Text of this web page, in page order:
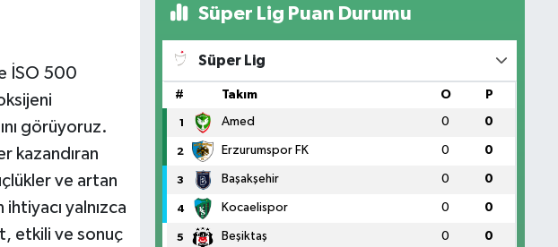
İSO 500
görüyoruz.
kazandıran
ve artan
yalnızca
etkili ve sonuç
Süper Lig Puan Durumu
Süper Lig
# Takım O P
1 Amed 0 0
2 Erzurumspor FK 0 0
3 Başakşehir 0 0
4 Kocaelispor 0 0
5 Beşiktaş 0 0